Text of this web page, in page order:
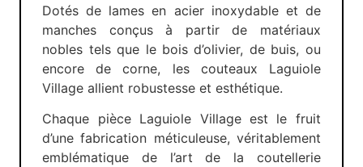
Dotés de lames en acier inoxydable et de
manches conçus à partir de matériaux
nobles tels que le bois d’olivier, de buis, ou
encore de corne, les couteaux Laguiole
Village allient robustesse et esthétique.
Chaque pièce Laguiole Village est le fruit
d’une fabrication méticuleuse, véritablement
emblématique de l’art de la coutellerie